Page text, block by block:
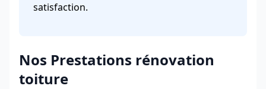
satisfaction.
Nos Prestations rénovation
toiture